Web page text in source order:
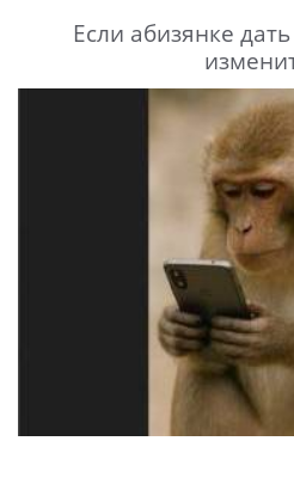
Если абизянке